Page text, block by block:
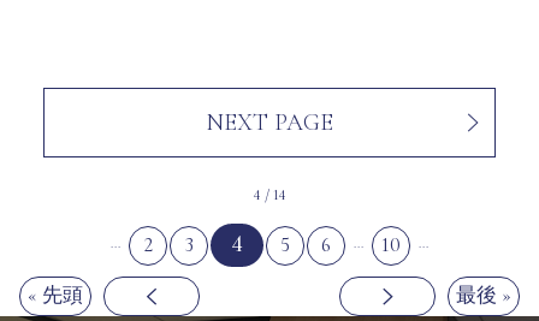
NEXT PAGE
4 / 14
« 先頭
... 2 3 4 5 6 ... 10 ...
最後 »